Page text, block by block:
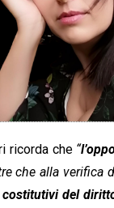
ricorda che“
che alla verifica
costitutivi del